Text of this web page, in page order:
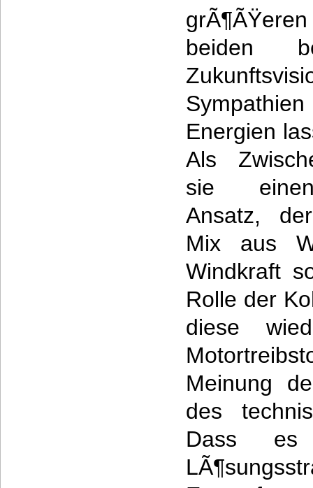
beiden
Energien
Als
sie einen
Ansatz,
Mix aus
Windkraft
Rolle der
diese
Meinung
des
Dass